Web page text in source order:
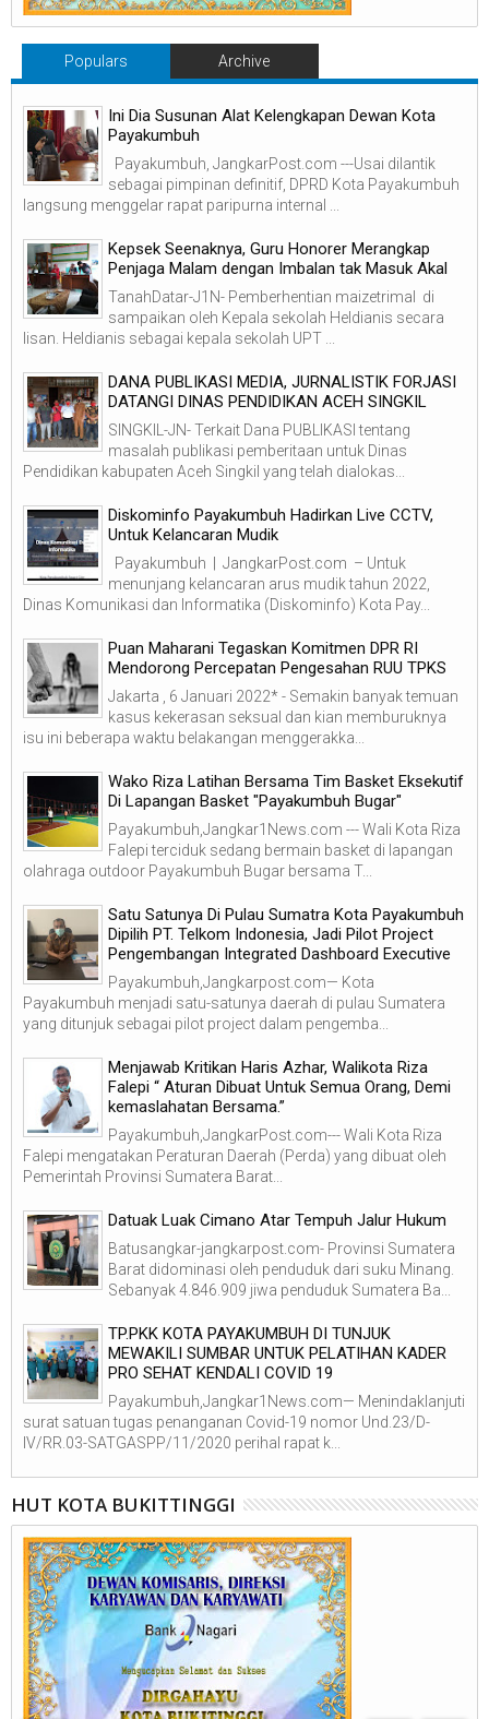
Populars Archive
Ini Dia Susunan Alat Kelengkapan Dewan Kota
Payakumbuh
Payakumbuh, JangkarPost.com ---Usai dilantik
sebagai pimpinan definitif, DPRD Kota Payakumbuh
langsung menggelar rapat paripurna internal ...
Kepsek Seenaknya, Guru Honorer Merangkap
Penjaga Malam dengan Imbalan tak Masuk Akal
TanahDatar-J1N- Pemberhentian maizetrimal di
sampaikan oleh Kepala sekolah Heldianis secara
lisan. Heldianis sebagai kepala sekolah UPT ...
DANA PUBLIKASI MEDIA, JURNALISTIK FORJASI
DATANGI DINAS PENDIDIKAN ACEH SINGKIL
SINGKIL-JN- Terkait Dana PUBLIKASI tentang
masalah publikasi pemberitaan untuk Dinas
Pendidikan kabupaten Aceh Singkil yang telah dialokas...
Diskominfo Payakumbuh Hadirkan Live CCTV,
Untuk Kelancaran Mudik
Payakumbuh | JangkarPost.com – Untuk
menunjang kelancaran arus mudik tahun 2022,
Dinas Komunikasi dan Informatika (Diskominfo) Kota Pay...
Puan Maharani Tegaskan Komitmen DPR RI
Mendorong Percepatan Pengesahan RUU TPKS
Jakarta , 6 Januari 2022* - Semakin banyak temuan
kasus kekerasan seksual dan kian memburuknya
isu ini beberapa waktu belakangan menggerakka...
Wako Riza Latihan Bersama Tim Basket Eksekutif
Di Lapangan Basket "Payakumbuh Bugar"
Payakumbuh,Jangkar1News.com --- Wali Kota Riza
Falepi terciduk sedang bermain basket di lapangan
olahraga outdoor Payakumbuh Bugar bersama T...
Satu Satunya Di Pulau Sumatra Kota Payakumbuh
Dipilih PT. Telkom Indonesia, Jadi Pilot Project
Pengembangan Integrated Dashboard Executive
Payakumbuh,Jangkarpost.com— Kota
Payakumbuh menjadi satu-satunya daerah di pulau Sumatera
yang ditunjuk sebagai pilot project dalam pengemba...
Menjawab Kritikan Haris Azhar, Walikota Riza
Falepi “ Aturan Dibuat Untuk Semua Orang, Demi
kemaslahatan Bersama.”
Payakumbuh,JangkarPost.com--- Wali Kota Riza
Falepi mengatakan Peraturan Daerah (Perda) yang dibuat oleh
Pemerintah Provinsi Sumatera Barat...
Datuak Luak Cimano Atar Tempuh Jalur Hukum
Batusangkar-jangkarpost.com- Provinsi Sumatera
Barat didominasi oleh penduduk dari suku Minang.
Sebanyak 4.846.909 jiwa penduduk Sumatera Ba...
TP.PKK KOTA PAYAKUMBUH DI TUNJUK
MEWAKILI SUMBAR UNTUK PELATIHAN KADER
PRO SEHAT KENDALI COVID 19
Payakumbuh,Jangkar1News.com— Menindaklanjuti
surat satuan tugas penanganan Covid-19 nomor Und.23/D-
IV/RR.03-SATGASPP/11/2020 perihal rapat k...
HUT KOTA BUKITTINGGI